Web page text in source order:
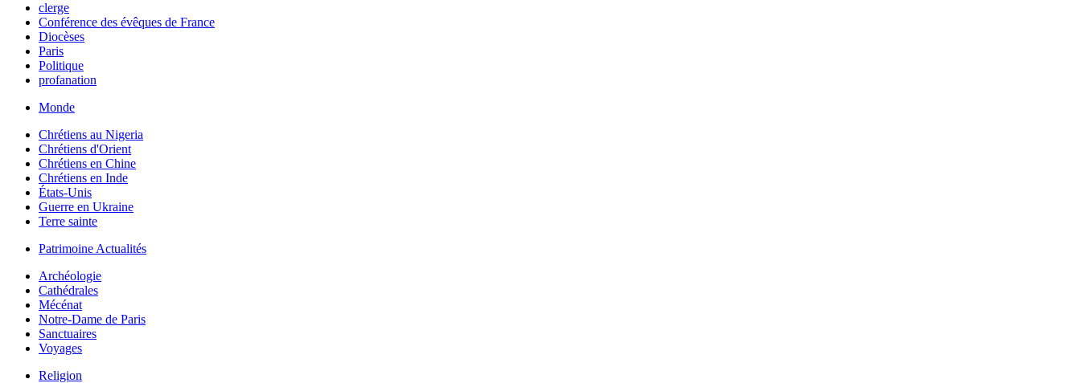
clerge
Conférence des évêques de France
Diocèses
Paris
Politique
profanation
Monde
Chrétiens au Nigeria
Chrétiens d'Orient
Chrétiens en Chine
Chrétiens en Inde
États-Unis
Guerre en Ukraine
Terre sainte
Patrimoine Actualités
Archéologie
Cathédrales
Mécénat
Notre-Dame de Paris
Sanctuaires
Voyages
Religion